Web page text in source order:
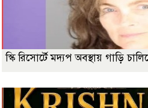
স্কি রিসোর্টে মদ্যপ অবস্থায় গাড়ি